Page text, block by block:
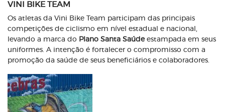
VINI BIKE TEAM
Os atletas da Vini Bike Team participam das principais
competições de ciclismo em nível estadual e nacional,
levando a marca do Plano Santa Saúdeestampada em seus
uniformes. A intenção é fortalecer o compromisso com a
promoção da saúde de seus beneficiários e colaboradores.